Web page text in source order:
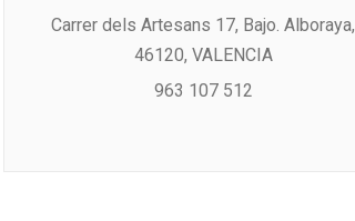
Carrer dels Artesans 17, Bajo. Alboraya,
46120, VALENCIA
963 107 512